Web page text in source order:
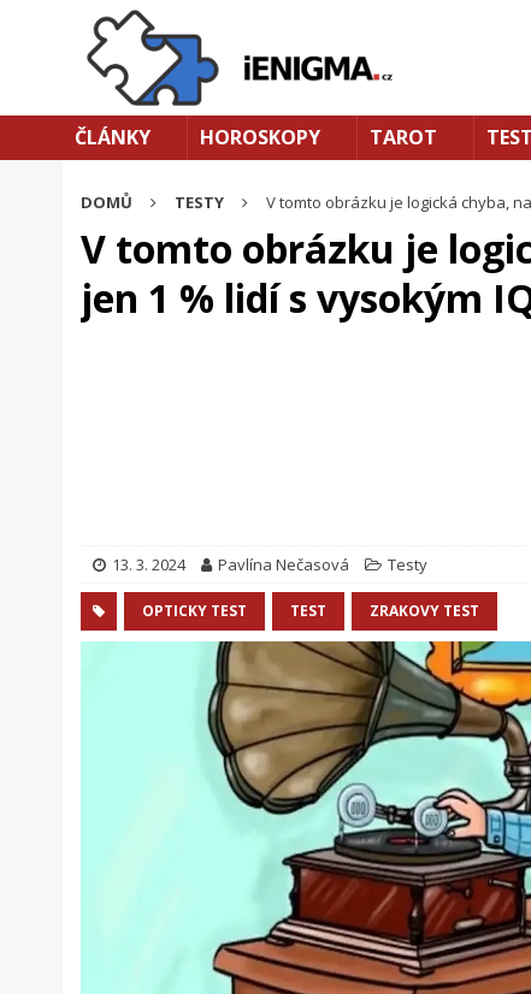
ČLÁNKY HOROSKOPY TAROT
DOMŮ TESTY V tomto obrázku je logická chyba,
V tomto obrázku je
jen 1 % lidí s vysokým
13. 3. 2024 Pavlína Nečasová Testy
OPTICKY TEST TEST ZRAKOVY TEST